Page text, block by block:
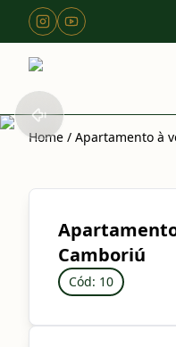
Home / Apartamento à
Camboriú
Cód: 10